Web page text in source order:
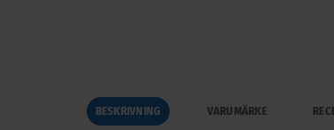
BESKRIVNING VARUMÄRKE